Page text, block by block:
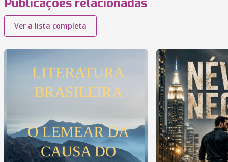
Ver a lista completa